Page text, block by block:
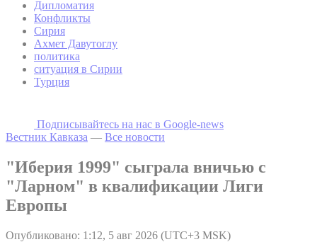
Дипломатия
Конфликты
Сирия
Ахмет Давутоглу
политика
ситуация в Сирии
Турция
Подписывайтесь на наc в Google-news
Вестник Кавказа — Все новости
"Иберия 1999" сыграла вничью с
"Ларном" в квалификации Лиги
Европы
Опубликовано: 1:12, 5 авг 2026 (UTC+3 MSK)